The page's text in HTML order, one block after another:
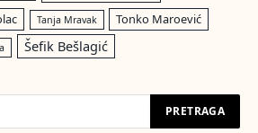
Tanja Mravak Tonko Maroević
Šefik Bešlagić